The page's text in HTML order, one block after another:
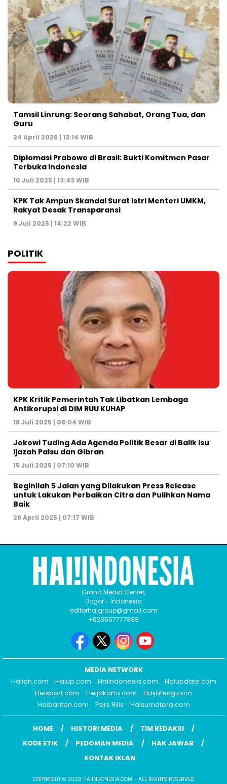
Tamsil Linrung: Seorang Sahabat, Orang Tua, dan
Guru
24 April 2026 | 13:14 WIB
Diplomasi Prabowo di Brasil: Bukti Komitmen Pasar
Terbuka Indonesia
10 Juli 2025 | 13:43 WIB
KPK Tak Ampun Skandal Surat Istri Menteri UMKM,
Rakyat Desak Transparansi
9 Juli 2025 | 14:22 WIB
POLITIK
KPK Kritik Pemerintah Tak Libatkan Lembaga
Antikorupsi di DIM RUU KUHAP
18 Juli 2025 | 08:04 WIB
Jokowi Tuding Ada Agenda Politik Besar di Balik Isu
Ijazah Palsu dan Gibran
15 Juli 2025 | 07:10 WIB
Beginilah 5 Jalan yang Dilakukan Press Release
untuk Lakukan Perbaikan Citra dan Pulihkan Nama
Baik
28 April 2025 | 07:17 WIB
Graha Media Center,
Bogor - Indonesia
editorhaigroup@gmail.com
+628557777888
MEDIA NETWORK
Haiidn.com
Haiup.com Haiindonesia.com
Haiupdate.com
Heisport.com
Heijakarta.com
Haijateng.com
Haibanten.com
Pers Rilis Haisumatera.com
HOME HISTORI MEDIA
TIM REDAKSI
KODE ETIK
PEDOMAN MEDIA
HAK JAWAB
KONTAK IKLAN
COPYRIGHT © 2026 HAIINDONESIA.COM - ALL RIGHTS RESERVED